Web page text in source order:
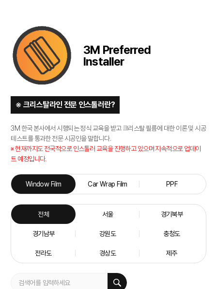
3M Preferred
Installer
※ 크리스탈라인 전문 인스톨러란?
3M 한국 본사에서 시행되는 정식 교육을 받고 크리스탈 필름에 대한 이론 및 시공
테스트를 통과한 전문 시공인을 말합니다.
※ 현재까지도 전국적으로 인스톨러 교육을 진행하고 있으며 지속적으로 업데이
트 예정입니다.
Window Film Car Wrap Film PPF
전체 서울 경기북부
경기남부 강원도 충청도
전라도 경상도 제주